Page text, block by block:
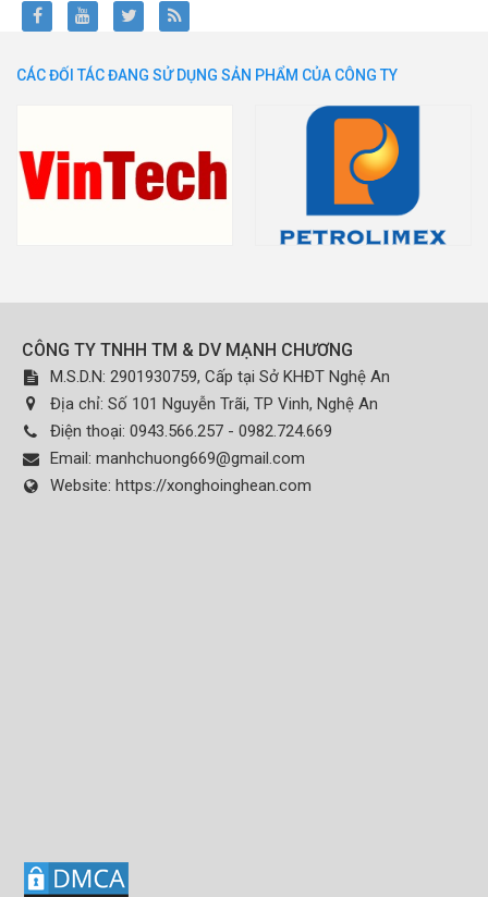
CÁC ĐỐI TÁC ĐANG SỬ DỤNG SẢN PHẨM CỦA CÔNG TY
CÔNG TY TNHH TM & DV MẠNH CHƯƠNG
M.S.D.N: 2901930759, Cấp tại Sở KHĐT Nghệ An
Địa chỉ: Số 101 Nguyễn Trãi, TP Vinh, Nghệ An
Điện thoại: 0943.566.257 - 0982.724.669
Email: manhchuong669@gmail.com
Website: https://xonghoinghean.com